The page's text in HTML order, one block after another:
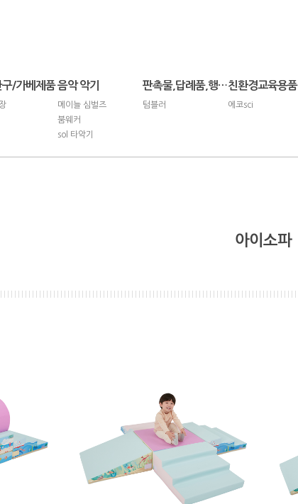
구/가베제품 음악 악기
메이늘 심벌즈
붐웨커
sol 타악기
판촉물,답례품,행사용품
텀블러
친환경교육용품
에코sci
아이소파